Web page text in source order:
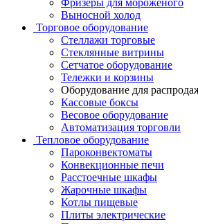
Фризеры для мороженого
Выносной холод
Торговое оборудование
Стеллажи торговые
Стеклянные витрины
Сетчатое оборудование
Тележки и корзины
Оборудование для
Кассовые боксы
Весовое оборудование
Автоматизация торговли
Тепловое оборудование
Пароконвектоматы
Конвекционные печи
Расстоечные шкафы
Жарочные шкафы
Котлы пищевые
Плиты электрические